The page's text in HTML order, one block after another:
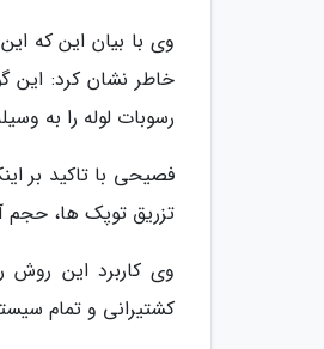
وی با بیان این که
خاطر نشان کرد: این
رسوبات لوله را به
فصیحی با تاکید بر
تزریق توپک ها، حجم
وی کاربرد این روش
کشتیرانی و تمام